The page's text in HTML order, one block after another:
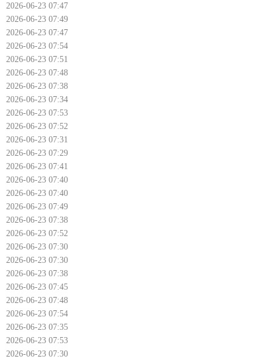
2026-06-23 07:47
2026-06-23 07:49
2026-06-23 07:47
2026-06-23 07:54
2026-06-23 07:51
2026-06-23 07:48
2026-06-23 07:38
2026-06-23 07:34
2026-06-23 07:53
2026-06-23 07:52
2026-06-23 07:31
2026-06-23 07:29
2026-06-23 07:41
2026-06-23 07:40
2026-06-23 07:40
2026-06-23 07:49
2026-06-23 07:38
2026-06-23 07:52
2026-06-23 07:30
2026-06-23 07:30
2026-06-23 07:38
2026-06-23 07:45
2026-06-23 07:48
2026-06-23 07:54
2026-06-23 07:35
2026-06-23 07:53
2026-06-23 07:30